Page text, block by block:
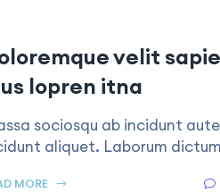
velit
lopren itna
sociosqu ab incidunt
aliquet. Laborum
MORE